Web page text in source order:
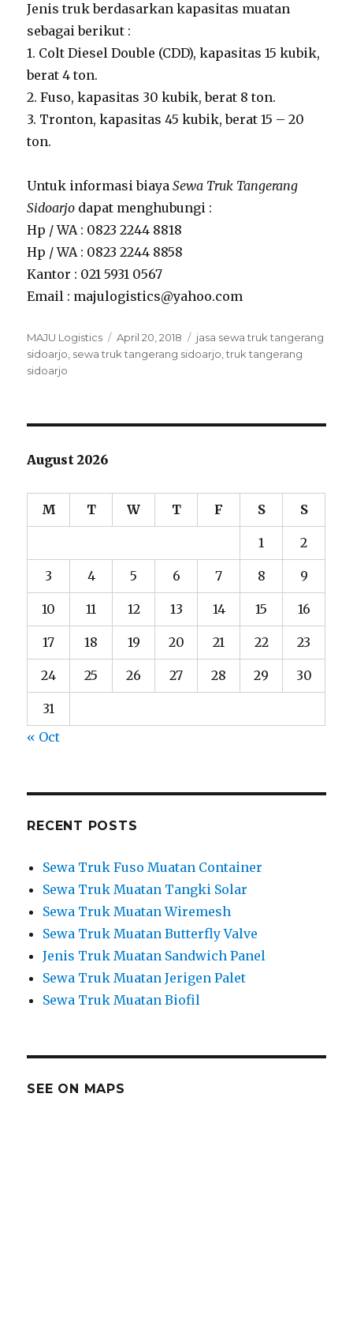
Jenis truk berdasarkan kapasitas muatan
sebagai berikut :
1. Colt Diesel Double (CDD), kapasitas 15 kubik,
berat 4 ton.
2. Fuso, kapasitas 30 kubik, berat 8 ton.
3. Tronton, kapasitas 45 kubik, berat 15 – 20
ton.
Untuk informasi biayaSewa Truk Tangerang
Sidoarjo dapat menghubungi :
Hp / WA : 0823 2244 8818
Hp / WA : 0823 2244 8858
Kantor : 021 5931 0567
Email : majulogistics@yahoo.com
Author
MAJU Logistics
Posted
on
April 20, 2018 Tags
jasa sewa truk tangerang
sidoarjo sewa truk tangerang sidoarjo ,truk tangerang
sidoarjo
August 2026
M T W T F S S
1 2
3 4 5 6 7 8 9
10 11 12 13 14 15 16
17 18 19 20 21 22 23
24 25 26 27 28 29 30
31
« Oct
RECENT POSTS
Sewa Truk Fuso Muatan Container
Sewa Truk Muatan Tangki Solar
Sewa Truk Muatan Wiremesh
Sewa Truk Muatan Butterfly Valve
Jenis Truk Muatan Sandwich Panel
Sewa Truk Muatan Jerigen Palet
Sewa Truk Muatan Biofil
SEE ON MAPS